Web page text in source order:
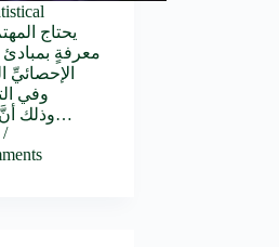
معرفةٍ بمبادئ
وفي
biostatistics و statistical significance وذلك أنَّ…